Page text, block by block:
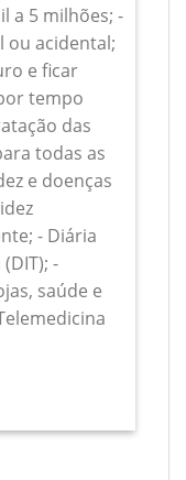
a 5 milhões; -
ou acidental;
e ficar
tempo
das
todas as
e doenças
- Diária
-
saúde e